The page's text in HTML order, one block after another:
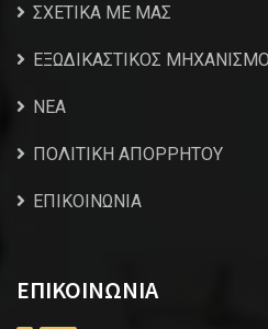
ΣΧΕΤΙΚΑ ΜΕ ΜΑΣ
ΕΞΩΔΙΚΑΣΤΙΚΟΣ
NEA
ΠΟΛΙΤΙΚΗ ΑΠΟΡΡΗΤΟΥ
ΕΠΙΚΟΙΝΩΝΙΑ
ΕΠΙΚΟΙΝΩΝΙΑ